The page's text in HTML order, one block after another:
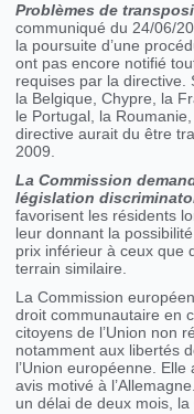
Problèmes de
communiqué du 24/06/
la poursuite d’une
ont pas encore notifié
requises par la directive.
la Belgique, Chypre, la
le Portugal, la
directive aurait du être
2009.
La Commission
législation
favorisent les résidents
leur donnant la
prix inférieur à ceux que
terrain similaire.
La Commission
droit communautaire en
citoyens de l’Union non
notamment aux libertés
l’Union européenne. Elle
avis motivé à
un délai de deux mois,